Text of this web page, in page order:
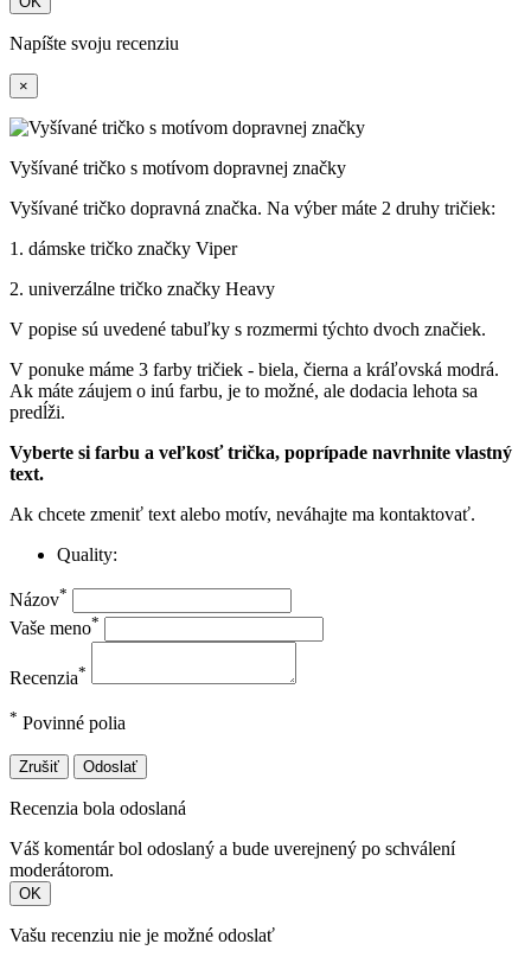
Napíšte svoju recenziu
×
Vyšívané tričko s motívom dopravnej značky
Vyšívané tričko dopravná značka. Na výber máte 2 druhy tričiek:
1. dámske tričko značky Viper
2. univerzálne tričko značky Heavy
V popise sú uvedené tabuľky s rozmermi týchto dvoch značiek.
V ponuke máme 3 farby tričiek - biela, čierna a kráľovská modrá.
Ak máte záujem o inú farbu, je to možné, ale dodacia lehota sa
predĺži.
Vyberte si farbu a veľkosť trička, poprípade navrhnite vlastný
text.
Ak chcete zmeniť text alebo motív, neváhajte ma kontaktovať.
Quality:
Názov*
Vaše meno*
Recenzia*
* Povinné polia
Zrušiť Odoslať
Recenzia bola odoslaná
Váš komentár bol odoslaný a bude uverejnený po schválení
moderátorom.
OK
Vašu recenziu nie je možné odoslať